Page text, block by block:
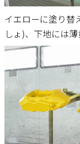
イエローに塗り替
しょ)、下地には